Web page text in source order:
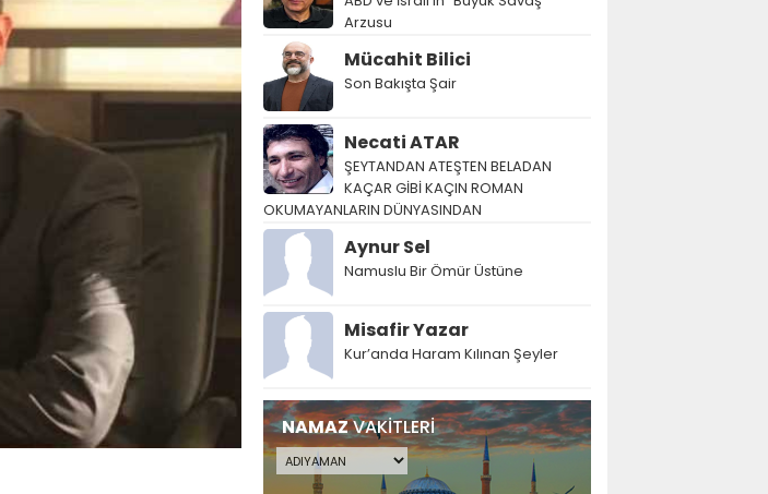
Arzusu
Mücahit Bilici
Son Bakışta Şair
Necati ATAR
ŞEYTANDAN ATEŞTEN BELADAN
KAÇAR GİBİ KAÇIN ROMAN
OKUMAYANLARIN DÜNYASINDAN
Aynur Sel
Namuslu Bir Ömür Üstüne
Misafir Yazar
Kur’anda Haram Kılınan Şeyler
NAMAZVAKİTLERİ